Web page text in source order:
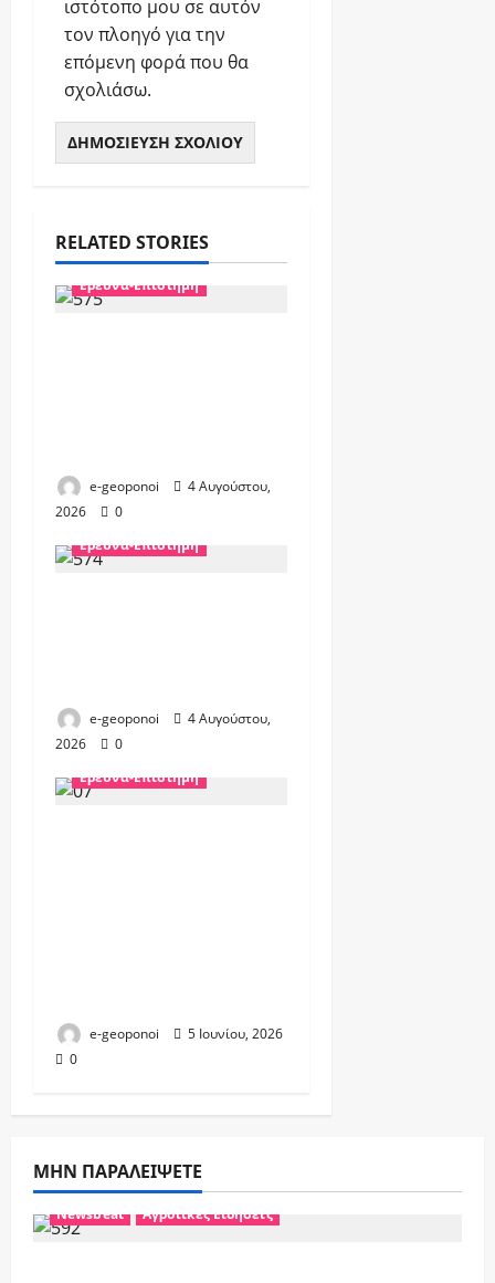
ιστότοπο μου σε αυτόν
τον πλοηγό για την
επόμενη φορά που θα
σχολιάσω.
RELATED STORIES
Έρευνα-Επιστήμη
e-geoponoi
4 Αυγούστου,
2026
0
Έρευνα-Επιστήμη
e-geoponoi
4 Αυγούστου,
2026
0
Έρευνα-Επιστήμη
e-geoponoi
5 Ιουνίου, 2026
0
ΜΗΝ ΠΑΡΑΛΕΊΨΕΤΕ
Newsbeat Αγροτικές Ειδήσεις